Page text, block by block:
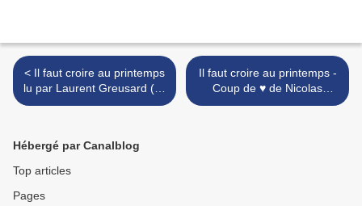
< Il faut croire au printemps
lu par Laurent Greusard (K-
LIBRE)
Il faut croire au printemps -
Coup de ♥️ de Nicolas
Carreau, Europe 1 >
Hébergé par Canalblog
Top articles
Pages